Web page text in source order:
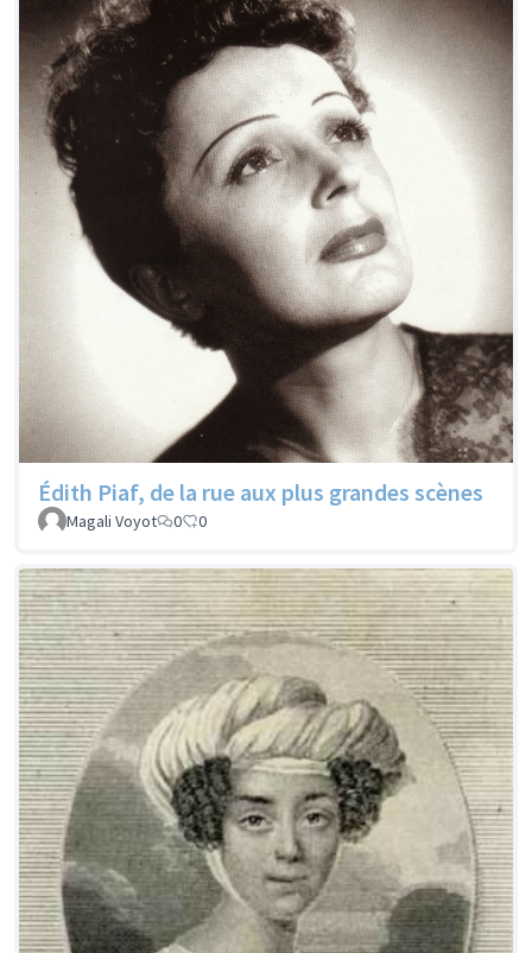
Édith Piaf, de la rue aux plus grandes scènes
Magali Voyot 0 0